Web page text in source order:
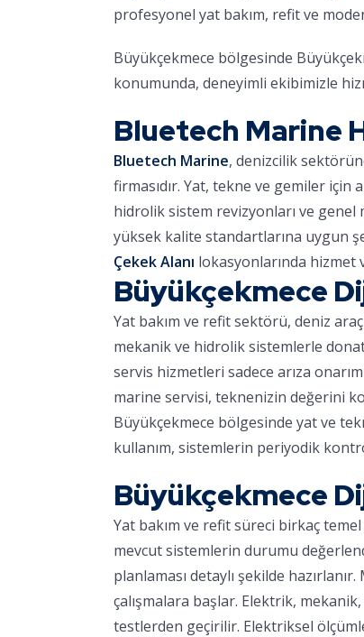
profesyonel yat bakım, refit ve
Büyükçekmece bölgesinde
konumunda, deneyimli ekibimizle
Bluetech Marine
Bluetech Marine, denizcilik
firmasıdır. Yat, tekne ve gemiler
hidrolik sistem revizyonları ve
yüksek kalite standartlarına uygun
Çekek Alanı lokasyonlarında hizmet
Büyükçekmece
Yat bakım ve refit sektörü, deniz
mekanik ve hidrolik sistemlerle
servis hizmetleri sadece arıza
marine servisi, teknenizin değerini
Büyükçekmece bölgesinde yat ve
kullanım, sistemlerin periyodik
Büyükçekmece
Yat bakım ve refit süreci birkaç
mevcut sistemlerin durumu
planlaması detaylı şekilde
çalışmalara başlar. Elektrik,
testlerden geçirilir. Elektriksel